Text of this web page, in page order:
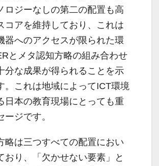
ロジーなしの第二の配置も高
コアを維持しており、これは
器へのアクセスが限られた環
とメタ認知方略の組み合わせ
分な成果が得られることを示
。これは地域によってICT環境
日本の教育現場にとっても重
ジです。
略は三つすべての配置におい
おり、「欠かせない要素」と